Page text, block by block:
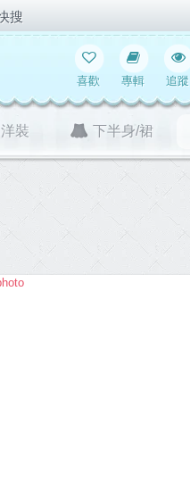
搜
喜歡 專輯 追蹤
洋裝 下半身/裙